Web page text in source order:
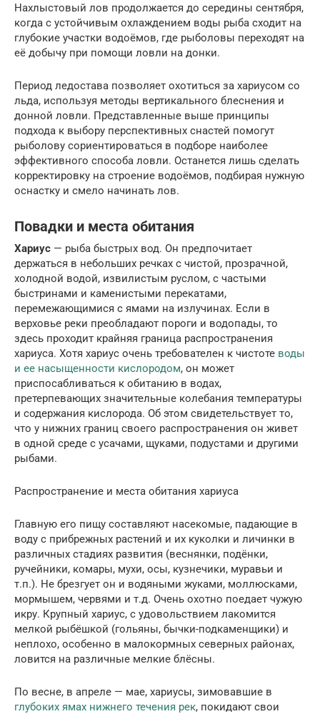
Нахлыстовый лов продолжается до середины сентября,
когда с устойчивым охлаждением воды рыба сходит на
глубокие участки водоёмов, где рыболовы переходят на
её добычу при помощи ловли на донки.
Период ледостава позволяет охотиться за хариусом со
льда, используя методы вертикального блеснения и
донной ловли. Представленные выше принципы
подхода к выбору перспективных снастей помогут
рыболову сориентироваться в подборе наиболее
эффективного способа ловли. Останется лишь сделать
корректировку на строение водоёмов, подбирая нужную
оснастку и смело начинать лов.
Повадки и места обитания
Хариус — рыба быстрых вод. Он предпочитает
держаться в небольших речках с чистой, прозрачной,
холодной водой, извилистым руслом, с частыми
быстринами и каменистыми перекатами,
перемежающимися с ямами на излучинах. Если в
верховье реки преобладают пороги и водопады, то
здесь проходит крайняя граница распространения
хариуса. Хотя хариус очень требователен к чистоте воды
и ее насыщенности кислородом, он может
приспосабливаться к обитанию в водах,
претерпевающих значительные колебания температуры
и содержания кислорода. Об этом свидетельствует то,
что у нижних границ своего распространения он живет
в одной среде с усачами, щуками, подустами и другими
рыбами.
Распространение и места обитания хариуса
Главную его пищу составляют насекомые, падающие в
воду с прибрежных растений и их куколки и личинки в
различных стадиях развития (веснянки, подёнки,
ручейники, комары, мухи, осы, кузнечики, муравьи и
т.п.). Не брезгует он и водяными жуками, моллюсками,
мормышем, червями и т.д. Очень охотно поедает чужую
икру. Крупный хариус, с удовольствием лакомится
мелкой рыбёшкой (гольяны, бычки-подкаменщики) и
неплохо, особенно в малокормных северных районах,
ловится на различные мелкие блёсны.
По весне, в апреле — мае, хариусы, зимовавшие в
глубоких ямах нижнего течения рек, покидают свои